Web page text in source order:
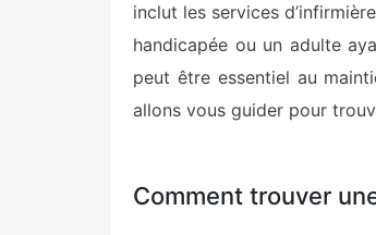
inclut les services
handicapée ou un adulte
peut être essentiel au
allons vous guider pour
Comment trouver